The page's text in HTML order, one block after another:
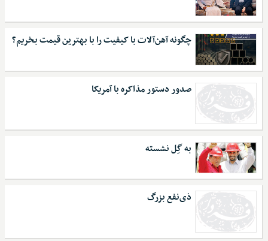
چگونه آهن‌آلات با کیفیت را با بهترین قیمت بخریم؟
صدور دستور مذاکره با آمریکا
به گِل نشسته
ذی‌نفع بزرگ